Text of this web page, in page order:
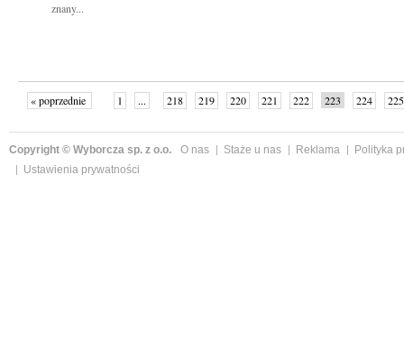
znany...
« poprzednie 1 ... 218 219 220 221 222 223 224
225
Copyright © Wyborcza sp. z o.o. O nas Staże u nas Reklama
Polityka
Ustawienia prywatności